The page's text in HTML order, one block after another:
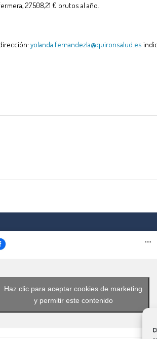
27.508,21 € brutos al año.
yolanda.fernandezla@quironsalud.es
Haz clic para aceptar cookies de marketing
y permitir este contenido